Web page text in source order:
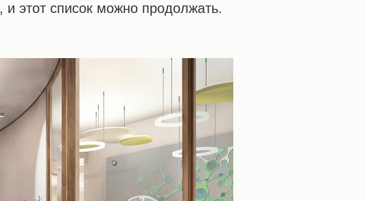
и этот список можно продолжать.